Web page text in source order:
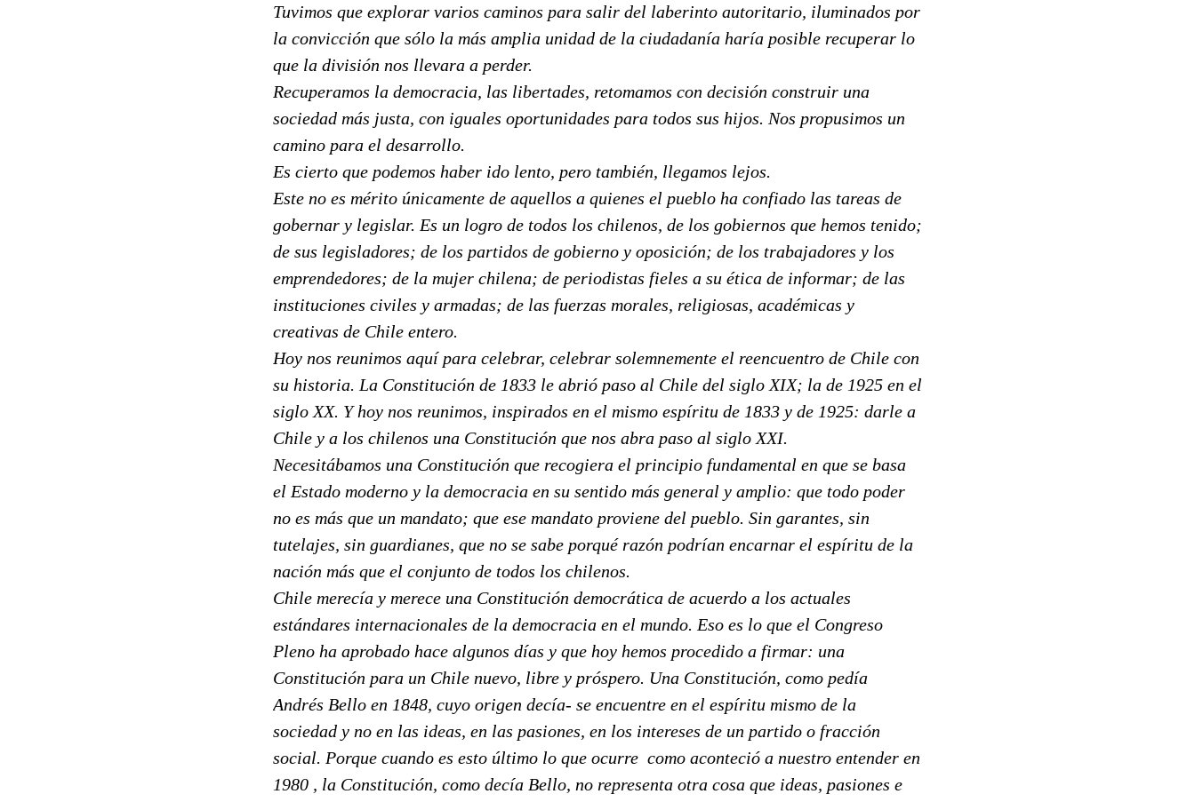
Tuvimos que explorar varios caminos para salir del laberinto autoritario, iluminados por
la convicción que sólo la más amplia unidad de la ciudadanía haría posible recuperar lo
que la división nos llevara a perder.
Recuperamos la democracia, las libertades, retomamos con decisión construir una
sociedad más justa, con iguales oportunidades para todos sus hijos. Nos propusimos un
camino para el desarrollo.
Es cierto que podemos haber ido lento, pero también, llegamos lejos.
Este no es mérito únicamente de aquellos a quienes el pueblo ha confiado las tareas de
gobernar y legislar. Es un logro de todos los chilenos, de los gobiernos que hemos tenido;
de sus legisladores; de los partidos de gobierno y oposición; de los trabajadores y los
emprendedores; de la mujer chilena; de periodistas fieles a su ética de informar; de las
instituciones civiles y armadas; de las fuerzas morales, religiosas, académicas y
creativas de Chile entero.
Hoy nos reunimos aquí para celebrar, celebrar solemnemente el reencuentro de Chile con
su historia. La Constitución de 1833 le abrió paso al Chile del siglo XIX; la de 1925 en el
siglo XX. Y hoy nos reunimos, inspirados en el mismo espíritu de 1833 y de 1925: darle a
Chile y a los chilenos una Constitución que nos abra paso al siglo XXI.
Necesitábamos una Constitución que recogiera el principio fundamental en que se basa
el Estado moderno y la democracia en su sentido más general y amplio: que todo poder
no es más que un mandato; que ese mandato proviene del pueblo. Sin garantes, sin
tutelajes, sin guardianes, que no se sabe porqué razón podrían encarnar el espíritu de la
nación más que el conjunto de todos los chilenos.
Chile merecía y merece una Constitución democrática de acuerdo a los actuales
estándares internacionales de la democracia en el mundo. Eso es lo que el Congreso
Pleno ha aprobado hace algunos días y que hoy hemos procedido a firmar: una
Constitución para un Chile nuevo, libre y próspero. Una Constitución, como pedía
Andrés Bello en 1848, cuyo origen decía- se encuentre en el espíritu mismo de la
sociedad y no en las ideas, en las pasiones, en los intereses de un partido o fracción
social. Porque cuando es esto último lo que ocurre  como aconteció a nuestro entender en
1980 , la Constitución, como decía Bello, no representa otra cosa que ideas, pasiones e